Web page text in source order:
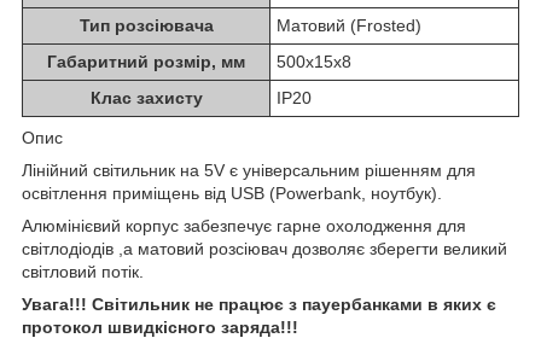
Тип розсіювача
Матовий (Frosted)
Габаритний розмір, мм
500x15x8
Клас захисту
IP20
Опис
Лінійний світильник на 5V є універсальним рішенням для
освітлення приміщень від USB (Powerbank, ноутбук).
Алюмінієвий корпус забезпечує гарне охолодження для
світлодіодів ,а матовий розсіювач дозволяє зберегти великий
світловий потік.
Увага!!! Світильник не працює з пауербанками в яких є
протокол швидкісного заряда!!!